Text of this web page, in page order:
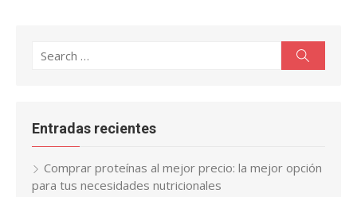
Search
Entradas recientes
Comprar proteínas al mejor precio: la mejor opción
para tus necesidades nutricionales